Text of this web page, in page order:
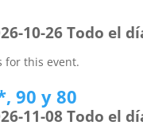
10-26 Todo el
for this event.
90 y 80
11-08 Todo el